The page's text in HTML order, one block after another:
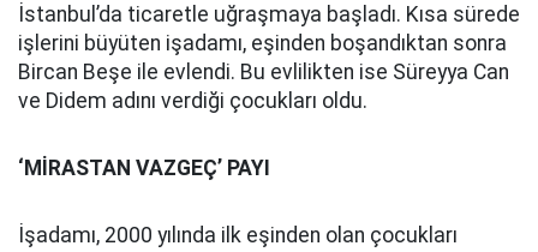
İstanbul’da ticaretle uğraşmaya başladı. Kısa sürede
işlerini büyüten işadamı, eşinden boşandıktan sonra
Bircan Beşe ile evlendi. Bu evlilikten ise Süreyya Can
ve Didem adını verdiği çocukları oldu.
‘MİRASTAN VAZGEÇ’ PAYI
İşadamı, 2000 yılında ilk eşinden olan çocukları